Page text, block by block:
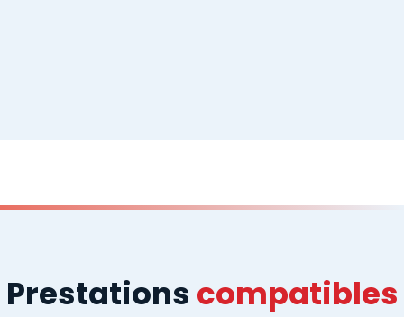
Prestations compatibles